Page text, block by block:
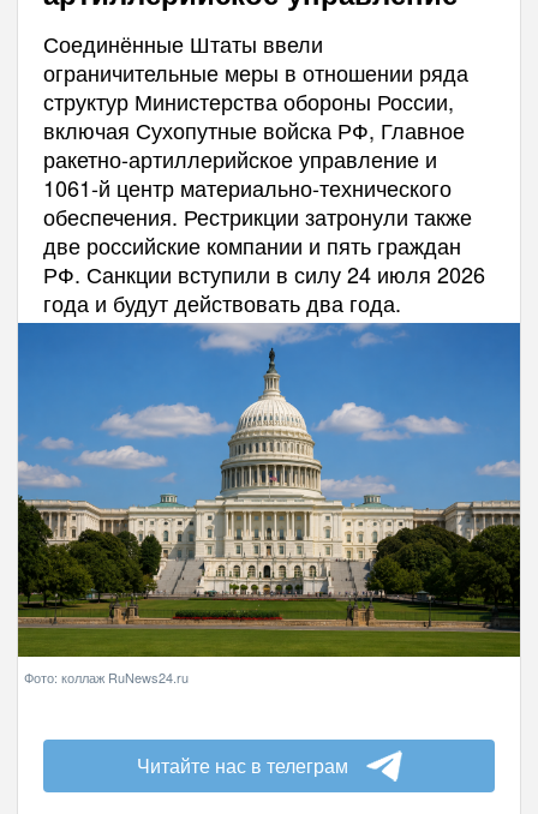
Соединённые Штаты ввели
ограничительные меры в отношении ряда
структур Министерства обороны России,
включая Сухопутные войска РФ, Главное
ракетно-артиллерийское управление и
1061-й центр материально-технического
обеспечения. Рестрикции затронули также
две российские компании и пять граждан
РФ. Санкции вступили в силу 24 июля 2026
года и будут действовать два года.
Фото: коллаж RuNews24.ru
Читайте нас в телеграм